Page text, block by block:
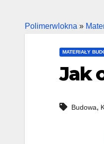
Polimerwlokna »
MATERIAŁY
Jak
Budowa,